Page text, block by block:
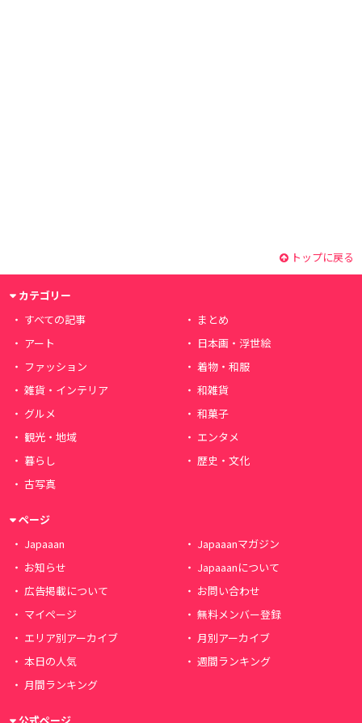
トップに戻る
カテゴリー
すべての記事
まとめ
アート
日本画・浮世絵
ファッション
着物・和服
雑貨・インテリア
和雑貨
グルメ
和菓子
観光・地域
エンタメ
暮らし
歴史・文化
古写真
ページ
Japaaan
Japaaanマガジン
お知らせ
Japaaanについて
広告掲載について
お問い合わせ
マイページ
無料メンバー登録
エリア別アーカイブ
月別アーカイブ
本日の人気
週間ランキング
月間ランキング
公式ページ